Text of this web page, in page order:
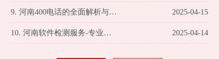
9. 河南400电话的全面解析与服务优势 2025-04-15
10. 河南软件检测服务-专业团队确保软件质量和性能 2025-04-14